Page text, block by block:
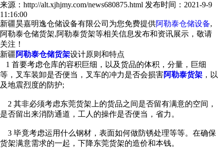
来源：http://alt.xjhjmy.com/news680875.html 发布时间：2021-9-9
11:16:00
新疆昊嘉明逸仓储设备有限公司为您免费提供阿勒泰仓储设备,
阿勒泰仓储货架,阿勒泰货架等相关信息发布和资讯展示，敬请
关注！
新疆阿勒泰仓储货架设计原则和特点
1 首要考虑仓库的容积巨细，以及货品的体积，分量，巨细
等，叉车装卸是否便当，叉车的冲力是否会损害阿勒泰货架 ，以
及地震烈度的防护;
2 其非必须考虑东莞货架上的货品之间是否留有满意的空间，
是否留出来消防通道，工人的操作是否便当，省力。
3 毕竟考虑运用什么钢材，表面如何做防锈处理等等。在确保
货架满意需求的一起，下降东莞货架的造价和本钱。